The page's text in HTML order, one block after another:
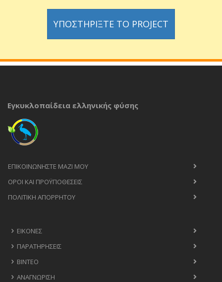
ΥΠΟΣΤΗΡΊΞΤΕ ΤΟ PROJECT
Εγκυκλοπαίδεια ελληνικής φύσης
ΕΠΙΚΟΙΝΩΝΉΣΤΕ ΜΑΖΊ ΜΟΥ
ΟΡΟΙ ΚΑΙ ΠΡΟΫΠΟΘΈΣΕΙΣ
ΠΟΛΙΤΙΚΉ ΑΠΟΡΡΉΤΟΥ
ΕΙΚΌΝΕΣ
ΠΑΡΑΤΗΡΉΣΕΙΣ
ΒΊΝΤΕΟ
ΑΝΑΓΝΏΡΙΣΗ